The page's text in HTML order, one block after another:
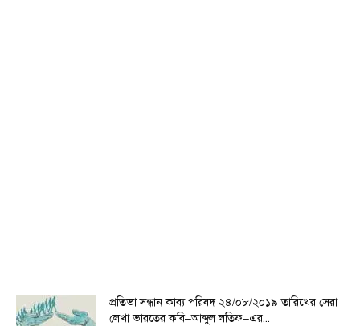
প্রতিভা সন্ধান কাব্য পরিষদ ২৪/০৮/২০১৯ তারিখের সেরা
লেখা ভারতের কবি–আব্দুল লতিফ–এর...